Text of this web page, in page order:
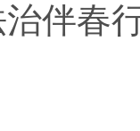
治伴春